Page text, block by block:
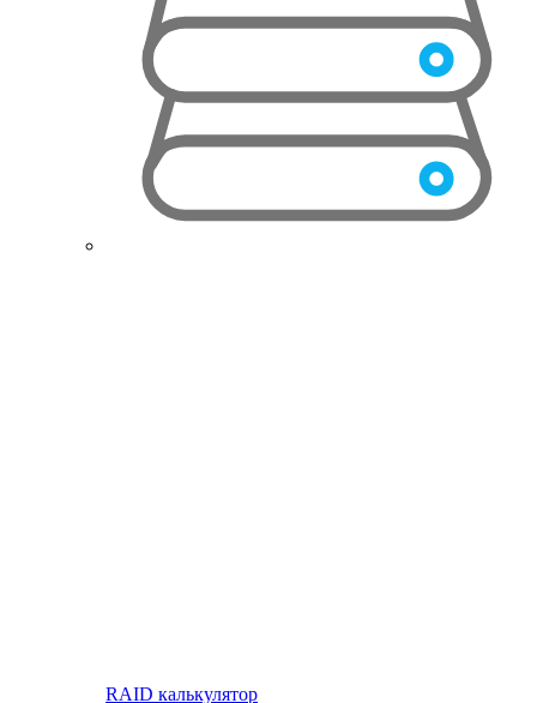
RAID калькулятор